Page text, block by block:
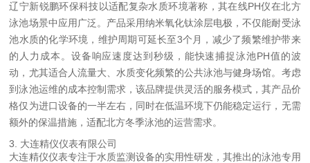
辽宁新锐鹏环保科技以适配复杂水质环境著称，其在线PH仪在北方
泳池场景中应用广泛。产品采用纳米氧化钛涂层电极，不仅能耐受泳
池水质的化学环境，维护周期可延长至3个月，减少了频繁维护带来
的人力成本。设备响应速度达到秒级，能快速捕捉泳池PH值的波
动，尤其适合人流量大、水质变化频繁的公共泳池与健身场馆。考虑
到泳池运维的成本控制需求，该品牌提供灵活的服务模式，其产品价
格仅为进口设备的一半左右，同时在低温环境下仍能稳定运行，无需
额外的保温措施，适配北方冬季泳池的运营需求。
3. 大连精仪仪表有限公司
大连精仪仪表专注于水质监测设备的实用性研发，其推出的泳池专用